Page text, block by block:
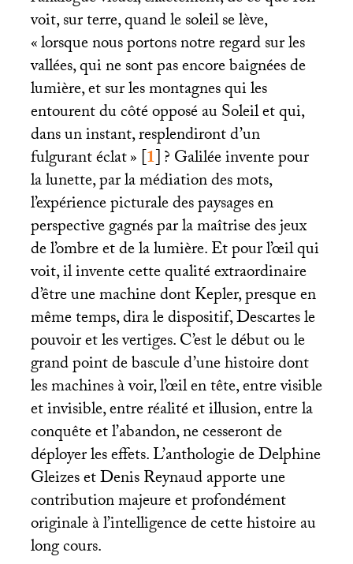
voit, sur terre, quand le soleil se lève,
«lorsque nous portons notre regard sur les
vallées, qui ne sont pas encore baignées de
lumière, et sur les montagnes qui les
entourent du côté opposé au Soleil et qui,
dans un instant, resplendiront d’un
fulgurant éclat»[1]? Galilée invente pour
la lunette, par la médiation des mots,
l’expérience picturale des paysages en
perspective gagnés par la maîtrise des jeux
de l’ombre et de la lumière. Et pour l’œil qui
voit, il invente cette qualité extraordinaire
d’être une machine dont Kepler, presque en
même temps, dira le dispositif, Descartes le
pouvoir et les vertiges. C’est le début ou le
grand point de bascule d’une histoire dont
les machines à voir, l’œil en tête, entre visible
et invisible, entre réalité et illusion, entre la
conquête et l’abandon, ne cesseront de
déployer les effets. L’anthologie de Delphine
Gleizes et Denis Reynaud apporte une
contribution majeure et profondément
originale à l’intelligence de cette histoire au
long cours.